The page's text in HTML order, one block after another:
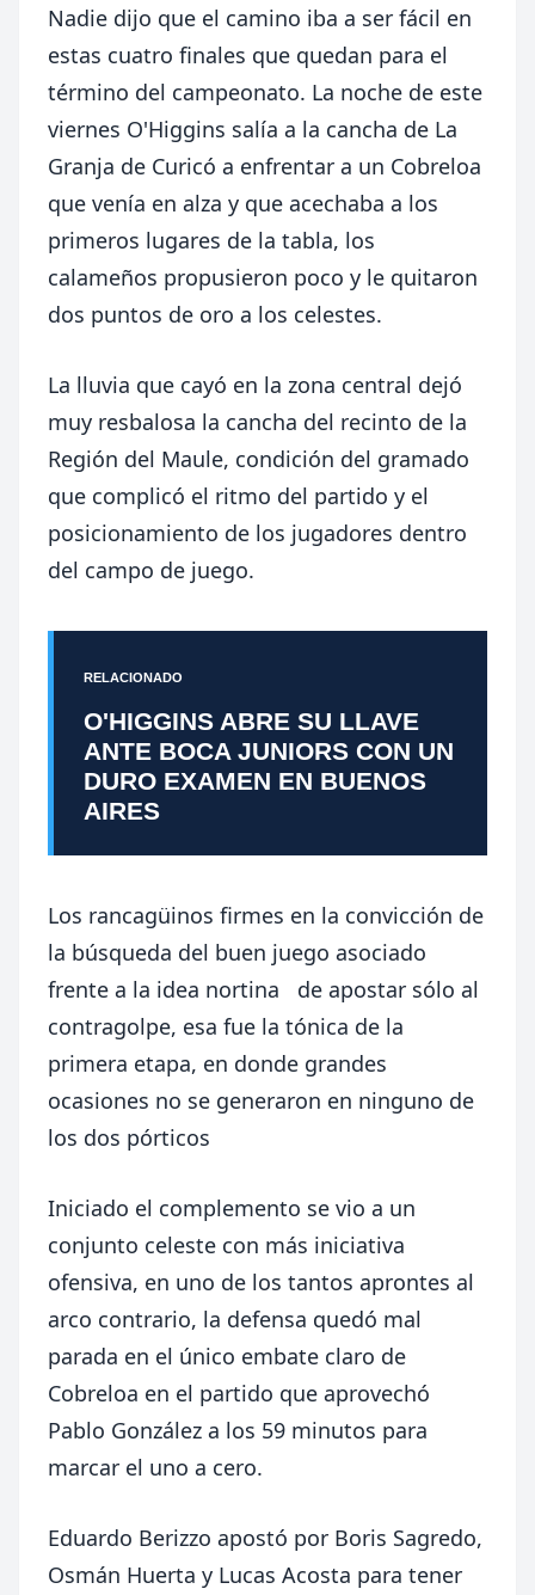
Nadie dijo que el camino iba a ser fácil en
estas cuatro finales que quedan para el
término del campeonato. La noche de este
viernes O'Higgins salía a la cancha de La
Granja de Curicó a enfrentar a un Cobreloa
que venía en alza y que acechaba a los
primeros lugares de la tabla, los
calameños propusieron poco y le quitaron
dos puntos de oro a los celestes.
La lluvia que cayó en la zona central dejó
muy resbalosa la cancha del recinto de la
Región del Maule, condición del gramado
que complicó el ritmo del partido y el
posicionamiento de los jugadores dentro
del campo de juego.
RELACIONADO
O'HIGGINS ABRE SU LLAVE
ANTE BOCA JUNIORS CON UN
DURO EXAMEN EN BUENOS
AIRES
Los rancagüinos firmes en la convicción de
la búsqueda del buen juego asociado
frente a la idea nortina de apostar sólo al
contragolpe, esa fue la tónica de la
primera etapa, en donde grandes
ocasiones no se generaron en ninguno de
los dos pórticos
Iniciado el complemento se vio a un
conjunto celeste con más iniciativa
ofensiva, en uno de los tantos aprontes al
arco contrario, la defensa quedó mal
parada en el único embate claro de
Cobreloa en el partido que aprovechó
Pablo González a los 59 minutos para
marcar el uno a cero.
Eduardo Berizzo apostó por Boris Sagredo,
Osmán Huerta y Lucas Acosta para tener